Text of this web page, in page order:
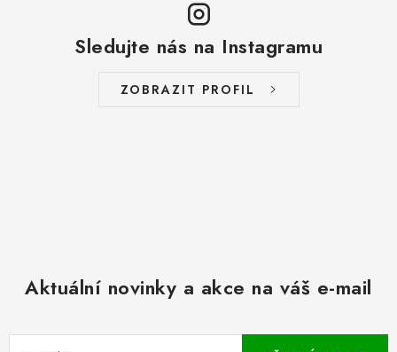
Sledujte nás na Instagramu
ZOBRAZIT PROFIL
Aktuální novinky a akce na váš e-mail